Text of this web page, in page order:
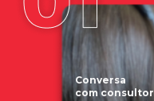
Conversa
com consultor